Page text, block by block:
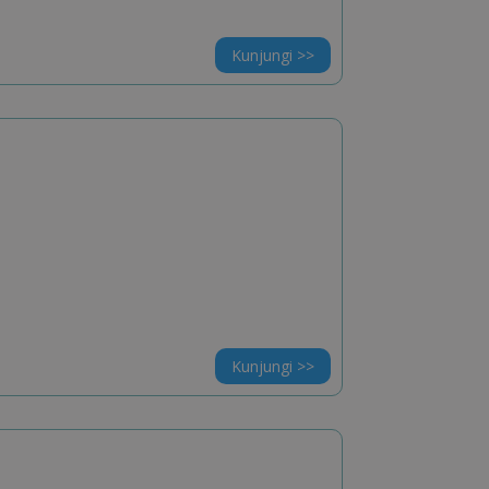
Kunjungi >>
Kunjungi >>